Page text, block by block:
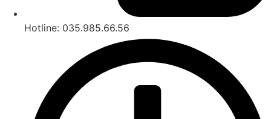
Hotline: 035.985.66.56